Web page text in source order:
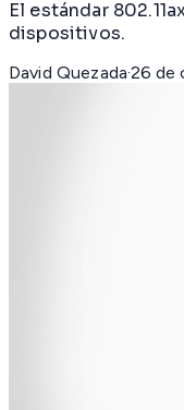
El estándar
dispositivos.
David Quezada·26 de